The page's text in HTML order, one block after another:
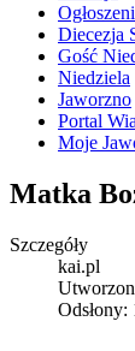
Diecezja
Gość
Niedziela
Jaworzno
Portal
Moje
Matka
Szczegóły
kai.pl
Odsłony: